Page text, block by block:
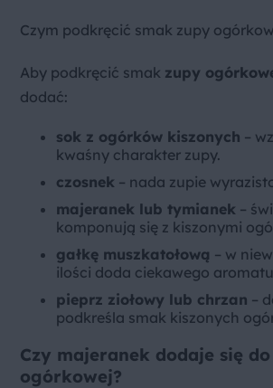
Czym podkręcić smak zupy
Aby podkręcić smak zupy
dodać:
sok z ogórków kiszonych –
kwaśny charakter zupy.
czosnek – nada zupie
majeranek lub tymianek –
komponują się z kiszonymi
gałkę muszkatołową – w
ilości doda ciekawego
pieprz ziołowy lub chrzan –
podkreśla smak kiszonych
Czy majeranek dodaje się
ogórkowej?